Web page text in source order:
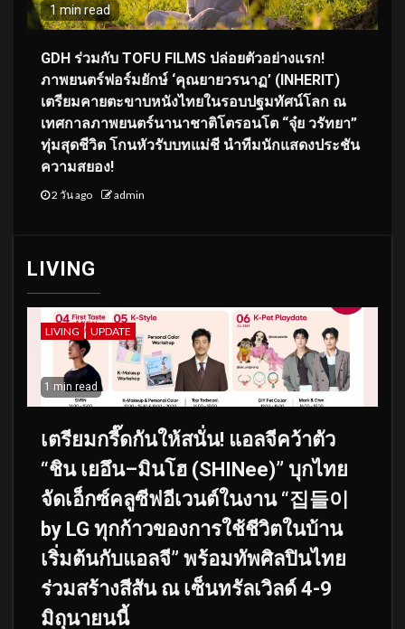
1 min read
GDH ร่วมกับ TOFU FILMS ปล่อยตัวอย่างแรก!
ภาพยนตร์ฟอร์มยักษ์ ‘คุณยายวรนาฏ’ (INHERIT)
เตรียมคายตะขาบหนังไทยในรอบปฐมทัศน์โลก ณ
เทศกาลภาพยนตร์นานาชาติโตรอนโต “จุ๋ย วรัทยา”
ทุ่มสุดชีวิต โกนหัวรับบทแม่ชี นำทีมนักแสดงประชัน
ความสยอง!
2 วัน ago admin
LIVING
LIVING UPDATE
1 min read
เตรียมกรี๊ดกันให้สนั่น! แอลจีคว้าตัว
“ชิน เยอึน–มินโฮ (SHINee)” บุกไทย
จัดเอ็กซ์คลูซีฟอีเวนต์ในงาน “집들이
by LG ทุกก้าวของการใช้ชีวิตในบ้าน
เริ่มต้นกับแอลจี” พร้อมทัพศิลปินไทย
ร่วมสร้างสีสัน ณ เซ็นทรัลเวิลด์ 4-9
มิถุนายนนี้